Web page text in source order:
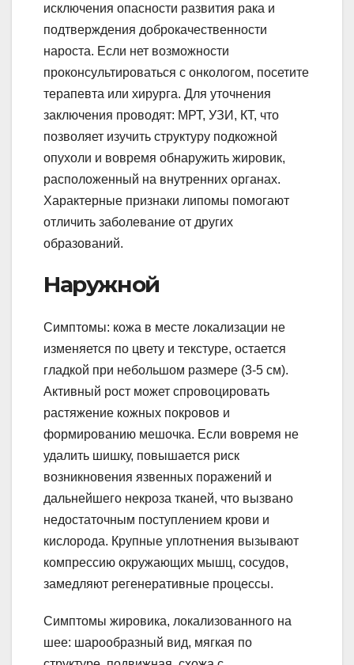
исключения опасности развития рака и
подтверждения доброкачественности
нароста. Если нет возможности
проконсультироваться с онкологом, посетите
терапевта или хирурга. Для уточнения
заключения проводят: МРТ, УЗИ, КТ, что
позволяет изучить структуру подкожной
опухоли и вовремя обнаружить жировик,
расположенный на внутренних органах.
Характерные признаки липомы помогают
отличить заболевание от других
образований.
Наружной
Симптомы: кожа в месте локализации не
изменяется по цвету и текстуре, остается
гладкой при небольшом размере (3-5 см).
Активный рост может спровоцировать
растяжение кожных покровов и
формированию мешочка. Если вовремя не
удалить шишку, повышается риск
возникновения язвенных поражений и
дальнейшего некроза тканей, что вызвано
недостаточным поступлением крови и
кислорода. Крупные уплотнения вызывают
компрессию окружающих мышц, сосудов,
замедляют регенеративные процессы.
Симптомы жировика, локализованного на
шее: шарообразный вид, мягкая по